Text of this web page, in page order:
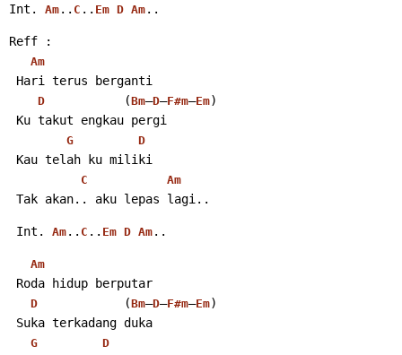
Int. Am .. C .. Em D Am ..
Reff :
Am
Hari terus berganti
D
           (
Bm–D–F#m–Em)
Ku takut engkau pergi
G D
Kau telah ku miliki
C Am
Tak akan.. aku lepas lagi..
Int. Am .. C .. Em D Am ..
Am
Roda hidup berputar
D
            (
Bm–D–F#m–Em)
Suka terkadang duka
G D